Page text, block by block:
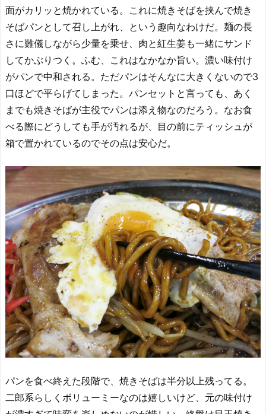
面がカリッと焼かれている。これに焼きそばを挟んで焼き
そばパンとして召し上がれ、という趣向なわけだ。麺の長
さに難儀しながら少量を乗せ、肉と紅生姜も一緒にサンド
してかぶりつく。ふむ、これはなかなか旨い。濃い味付け
がパンで中和される。ただパンはそんなに大きくないので3
口ほどで平らげてしまった。パンセットと言っても、あく
までも焼きそばが主役でパンは添え物なのだろう。なお食
べる際にどうしても手が汚れるが、目の前にティッシュが
箱で置かれているのでその点は安心だ。
パンを食べ終えた段階で、焼きそばは半分以上残ってる。
二郎系らしくボリューミーなのは嬉しいけど、元の味付け